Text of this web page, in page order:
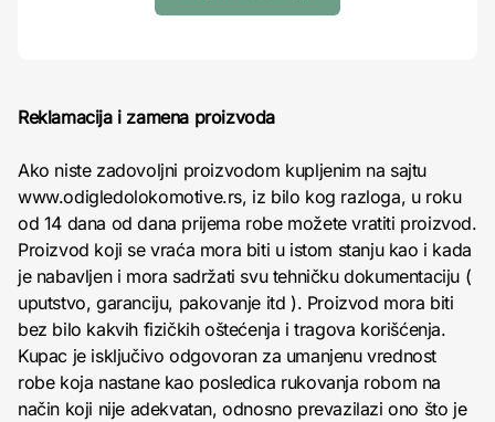
Reklamacija i zamena proizvoda
Ako niste zadovoljni proizvodom kupljenim na sajtu
www.odigledolokomotive.rs, iz bilo kog razloga, u roku
od 14 dana od dana prijema robe možete vratiti proizvod.
Proizvod koji se vraća mora biti u istom stanju kao i kada
je nabavljen i mora sadržati svu tehničku dokumentaciju (
uputstvo, garanciju, pakovanje itd ). Proizvod mora biti
bez bilo kakvih fizičkih oštećenja i tragova korišćenja.
Kupac je isključivo odgovoran za umanjenu vrednost
robe koja nastane kao posledica rukovanja robom na
način koji nije adekvatan, odnosno prevazilazi ono što je